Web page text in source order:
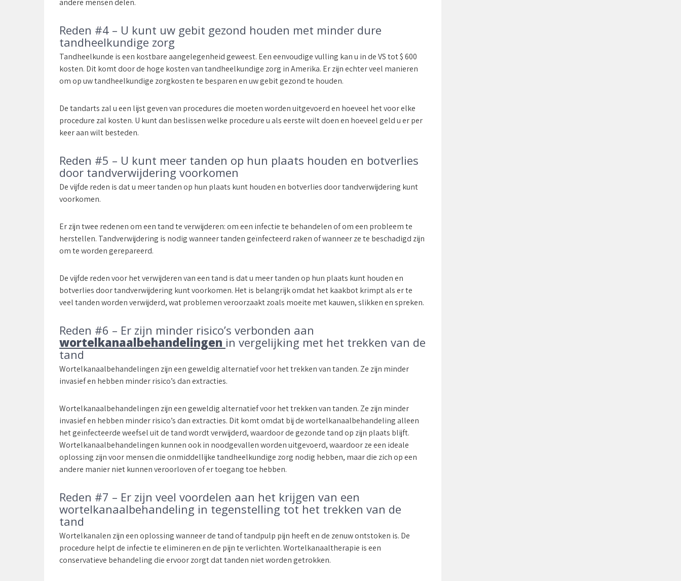
andere mensen delen.
Reden #4 – U kunt uw gebit gezond houden met minder dure
tandheelkundige zorg
Tandheelkunde is een kostbare aangelegenheid geweest. Een eenvoudige vulling kan u in de VS tot $ 600
kosten. Dit komt door de hoge kosten van tandheelkundige zorg in Amerika. Er zijn echter veel manieren
om op uw tandheelkundige zorgkosten te besparen en uw gebit gezond te houden.
De tandarts zal u een lijst geven van procedures die moeten worden uitgevoerd en hoeveel het voor elke
procedure zal kosten. U kunt dan beslissen welke procedure u als eerste wilt doen en hoeveel geld u er per
keer aan wilt besteden.
Reden #5 – U kunt meer tanden op hun plaats houden en botverlies
door tandverwijdering voorkomen
De vijfde reden is dat u meer tanden op hun plaats kunt houden en botverlies door tandverwijdering kunt
voorkomen.
Er zijn twee redenen om een tand te verwijderen: om een infectie te behandelen of om een probleem te
herstellen. Tandverwijdering is nodig wanneer tanden geïnfecteerd raken of wanneer ze te beschadigd zijn
om te worden gerepareerd.
De vijfde reden voor het verwijderen van een tand is dat u meer tanden op hun plaats kunt houden en
botverlies door tandverwijdering kunt voorkomen. Het is belangrijk omdat het kaakbot krimpt als er te
veel tanden worden verwijderd, wat problemen veroorzaakt zoals moeite met kauwen, slikken en spreken.
Reden #6 – Er zijn minder risico’s verbonden aan
wortelkanaalbehandelingen in vergelijking met het trekken van de
tand
Wortelkanaalbehandelingen zijn een geweldig alternatief voor het trekken van tanden. Ze zijn minder
invasief en hebben minder risico’s dan extracties.
Wortelkanaalbehandelingen zijn een geweldig alternatief voor het trekken van tanden. Ze zijn minder
invasief en hebben minder risico’s dan extracties. Dit komt omdat bij de wortelkanaalbehandeling alleen
het geïnfecteerde weefsel uit de tand wordt verwijderd, waardoor de gezonde tand op zijn plaats blijft.
Wortelkanaalbehandelingen kunnen ook in noodgevallen worden uitgevoerd, waardoor ze een ideale
oplossing zijn voor mensen die onmiddellijke tandheelkundige zorg nodig hebben, maar die zich op een
andere manier niet kunnen veroorloven of er toegang toe hebben.
Reden #7 – Er zijn veel voordelen aan het krijgen van een
wortelkanaalbehandeling in tegenstelling tot het trekken van de
tand
Wortelkanalen zijn een oplossing wanneer de tand of tandpulp pijn heeft en de zenuw ontstoken is. De
procedure helpt de infectie te elimineren en de pijn te verlichten. Wortelkanaaltherapie is een
conservatieve behandeling die ervoor zorgt dat tanden niet worden getrokken.